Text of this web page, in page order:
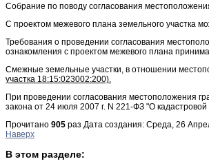
Собрание по поводу согласования
С проектом межевого плана земельного участка
Требования о проведении согласования
ознакомления с проектом межевого плана
Смежные земельные участки, в отношении
участка 18:15:023002:200).
При проведении согласования местоположения
закона от 24 июля 2007 г. N 221-ФЗ "О
Прочитано 905 раз Дата создания: Среда, 26
Наверх
В этом разделе: